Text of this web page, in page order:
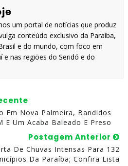
um portal de notícias que produz
conteúdo exclusivo da Paraíba,
e do mundo, com foco em
e nas regiões do Seridó e do
Em Nova Palmeira, Bandidos
E Um Acaba Baleado E Preso
Postagem Anterior
De Chuvas Intensas Para 132
Da Paraíba; Confira Lista